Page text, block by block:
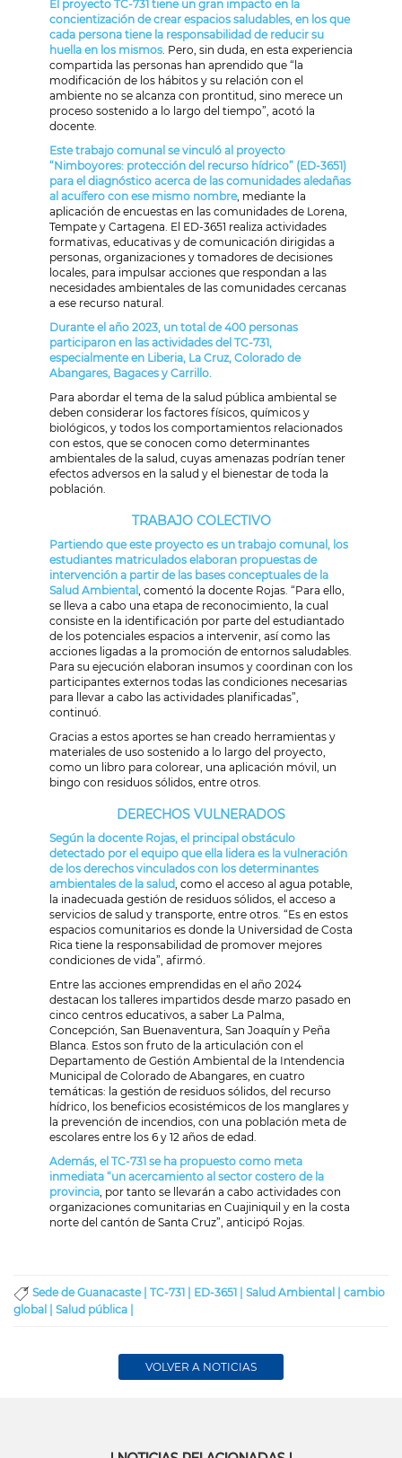
El proyecto TC-731 tiene un gran impacto en la
concientización de crear espacios saludables, en los que
cada persona tiene la responsabilidad de reducir su
huella en los mismos. Pero, sin duda, en esta experiencia
compartida las personas han aprendido que “la
modificación de los hábitos y su relación con el
ambiente no se alcanza con prontitud, sino merece un
proceso sostenido a lo largo del tiempo”, acotó la
docente.
Este trabajo comunal se vinculó al proyecto
“Nimboyores: protección del recurso hídrico” (ED-3651)
para el diagnóstico acerca de las comunidades aledañas
al acuífero con ese mismo nombre, mediante la
aplicación de encuestas en las comunidades de Lorena,
Tempate y Cartagena. El ED-3651 realiza actividades
formativas, educativas y de comunicación dirigidas a
personas, organizaciones y tomadores de decisiones
locales, para impulsar acciones que respondan a las
necesidades ambientales de las comunidades cercanas
a ese recurso natural.
Durante el año 2023, un total de 400 personas
participaron en las actividades del TC-731,
especialmente en Liberia, La Cruz, Colorado de
Abangares, Bagaces y Carrillo.
Para abordar el tema de la salud pública ambiental se
deben considerar los factores físicos, químicos y
biológicos, y todos los comportamientos relacionados
con estos, que se conocen como determinantes
ambientales de la salud, cuyas amenazas podrían tener
efectos adversos en la salud y el bienestar de toda la
población.
TRABAJO COLECTIVO
Partiendo que este proyecto es un trabajo comunal, los
estudiantes matriculados elaboran propuestas de
intervención a partir de las bases conceptuales de la
Salud Ambiental , comentó la docente Rojas. “Para ello,
se lleva a cabo una etapa de reconocimiento, la cual
consiste en la identificación por parte del estudiantado
de los potenciales espacios a intervenir, así como las
acciones ligadas a la promoción de entornos saludables.
Para su ejecución elaboran insumos y coordinan con los
participantes externos todas las condiciones necesarias
para llevar a cabo las actividades planificadas”,
continuó.
Gracias a estos aportes se han creado herramientas y
materiales de uso sostenido a lo largo del proyecto,
como un libro para colorear, una aplicación móvil, un
bingo con residuos sólidos, entre otros.
DERECHOS VULNERADOS
Según la docente Rojas, el principal obstáculo
detectado por el equipo que ella lidera es la vulneración
de los derechos vinculados con los determinantes
ambientales de la salud, como el acceso al agua potable,
la inadecuada gestión de residuos sólidos, el acceso a
servicios de salud y transporte, entre otros. “Es en estos
espacios comunitarios es donde la Universidad de Costa
Rica tiene la responsabilidad de promover mejores
condiciones de vida”, afirmó.
Entre las acciones emprendidas en el año 2024
destacan los talleres impartidos desde marzo pasado en
cinco centros educativos, a saber La Palma,
Concepción, San Buenaventura, San Joaquín y Peña
Blanca. Estos son fruto de la articulación con el
Departamento de Gestión Ambiental de la Intendencia
Municipal de Colorado de Abangares, en cuatro
temáticas: la gestión de residuos sólidos, del recurso
hídrico, los beneficios ecosistémicos de los manglares y
la prevención de incendios, con una población meta de
escolares entre los 6 y 12 años de edad.
Además, el TC-731 se ha propuesto como meta
inmediata “un acercamiento al sector costero de la
provincia, por tanto se llevarán a cabo actividades con
organizaciones comunitarias en Cuajiniquil y en la costa
norte del cantón de Santa Cruz”, anticipó Rojas.
Sede de Guanacaste | TC-731 | ED-3651 | Salud Ambiental | cambio
global | Salud pública |
VOLVER A NOTICIAS